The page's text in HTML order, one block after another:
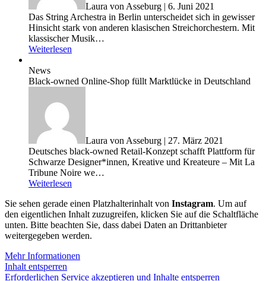
Laura von Asseburg | 6. Juni 2021
Das String Archestra in Berlin unterscheidet sich in gewisser
Hinsicht stark von anderen klasischen Streichorchestern. Mit
klassischer Musik…
Weiterlesen
News
Black-owned Online-Shop füllt Marktlücke in Deutschland
Laura von Asseburg | 27. März 2021
Deutsches black-owned Retail-Konzept schafft Plattform für
Schwarze Designer*innen, Kreative und Kreateure – Mit La
Tribune Noire we…
Weiterlesen
Sie sehen gerade einen Platzhalterinhalt von Instagram. Um auf
den eigentlichen Inhalt zuzugreifen, klicken Sie auf die Schaltfläche
unten. Bitte beachten Sie, dass dabei Daten an Drittanbieter
weitergegeben werden.
Mehr Informationen
Inhalt entsperren
Erforderlichen Service akzeptieren und Inhalte entsperren